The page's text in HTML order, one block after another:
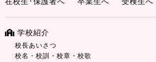
学校紹介
校長あいさつ
校名・校訓・校章・校歌